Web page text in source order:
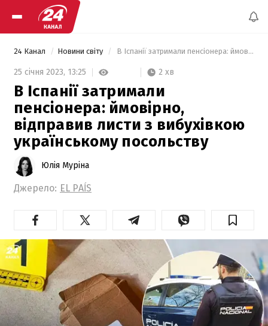
24 Канал Новини світу В Іспанії затримали пенсіонера: ймовірно, відправив листи з вибухівкою українському посольству
25 січня 2023, 13:25 2 хв
В Іспанії затримали
пенсіонера: ймовірно,
відправив листи з вибухівкою
українському посольству
Юлія Муріна
Джерело: EL PAÍS